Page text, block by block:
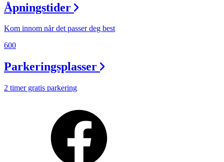
Åpningstider
Kom innom når det passer deg best
600
Parkeringsplasser
2 timer gratis parkering